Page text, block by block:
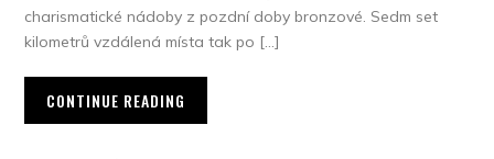
charismatické nádoby z pozdní doby bronzové. Sedm set
kilometrů vzdálená místa tak po […]
CONTINUE READING